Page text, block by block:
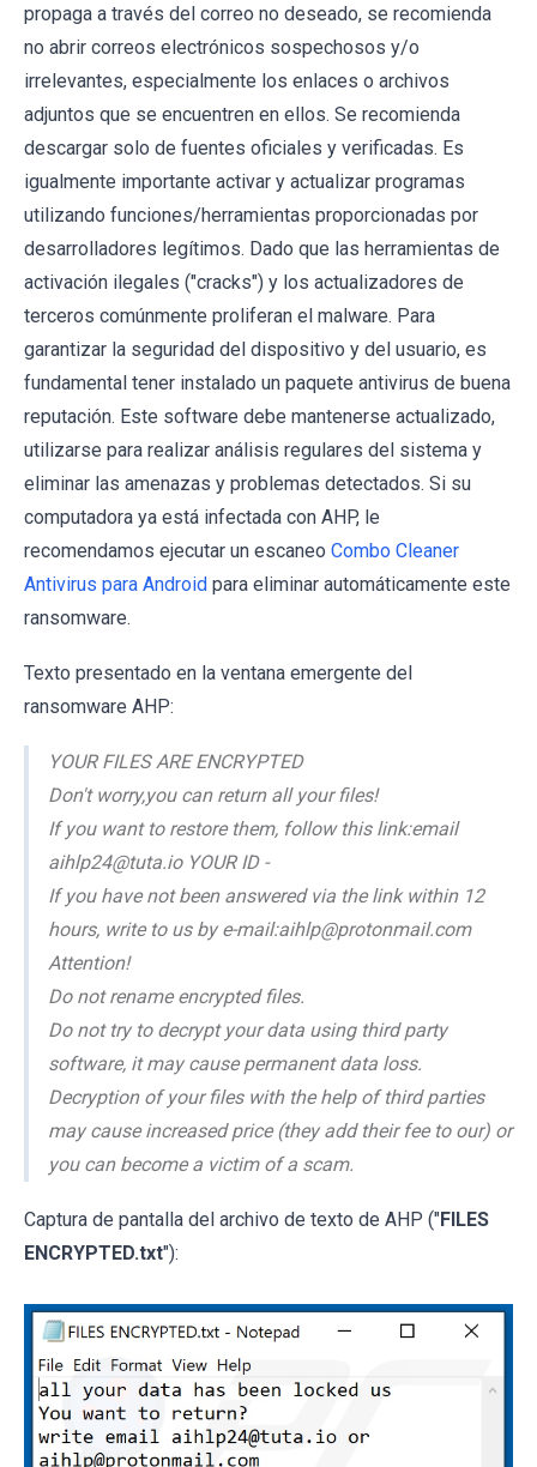
propaga a través del correo no deseado, se recomienda
no abrir correos electrónicos sospechosos y/o
irrelevantes, especialmente los enlaces o archivos
adjuntos que se encuentren en ellos. Se recomienda
descargar solo de fuentes oficiales y verificadas. Es
igualmente importante activar y actualizar programas
utilizando funciones/herramientas proporcionadas por
desarrolladores legítimos. Dado que las herramientas de
activación ilegales ("cracks") y los actualizadores de
terceros comúnmente proliferan el malware. Para
garantizar la seguridad del dispositivo y del usuario, es
fundamental tener instalado un paquete antivirus de buena
reputación. Este software debe mantenerse actualizado,
utilizarse para realizar análisis regulares del sistema y
eliminar las amenazas y problemas detectados. Si su
computadora ya está infectada con AHP, le
recomendamos ejecutar un escaneo Combo Cleaner
Antivirus para Android para eliminar automáticamente este
ransomware.
Texto presentado en la ventana emergente del
ransomware AHP:
YOUR FILES ARE ENCRYPTED
Don't worry,you can return all your files!
If you want to restore them, follow this link:email
aihlp24@tuta.io YOUR ID -
If you have not been answered via the link within 12
hours, write to us by e-mail:aihlp@protonmail.com
Attention!
Do not rename encrypted files.
Do not try to decrypt your data using third party
software, it may cause permanent data loss.
Decryption of your files with the help of third parties
may cause increased price (they add their fee to our) or
you can become a victim of a scam.
Captura de pantalla del archivo de texto de AHP ("FILES
ENCRYPTED.txt"):